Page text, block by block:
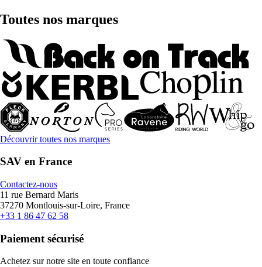
Toutes nos marques
Découvrir toutes nos marques
SAV en France
Contactez-nous
11 rue Bernard Maris
37270 Montlouis-sur-Loire, France
+33 1 86 47 62 58
Paiement sécurisé
Achetez sur notre site en toute confiance